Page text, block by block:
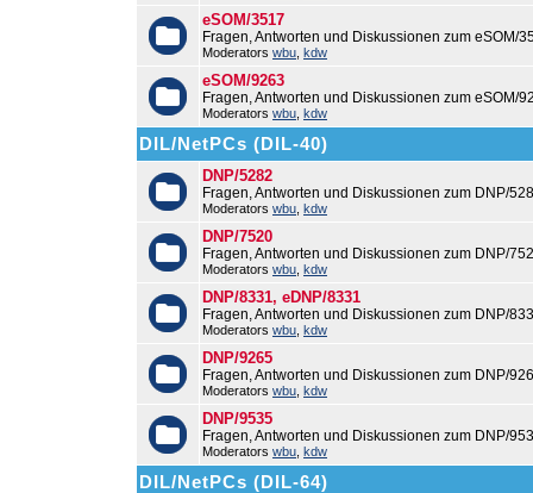
eSOM/3517
Fragen, Antworten und Diskussionen zum eSOM/
Moderators wbu kdw
eSOM/9263
Fragen, Antworten und Diskussionen zum eSOM/
Moderators wbu kdw
DIL/NetPCs (DIL-40)
DNP/5282
Fragen, Antworten und Diskussionen zum DNP/
Moderators wbu kdw
DNP/7520
Fragen, Antworten und Diskussionen zum DNP/
Moderators wbu kdw
DNP/8331, eDNP/8331
Fragen, Antworten und Diskussionen zum DNP/
Moderators wbu kdw
DNP/9265
Fragen, Antworten und Diskussionen zum DNP/
Moderators wbu kdw
DNP/9535
Fragen, Antworten und Diskussionen zum DNP/
Moderators wbu kdw
DIL/NetPCs (DIL-64)